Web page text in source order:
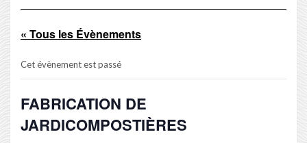
Navigation
« Tous les Évènements
Cet évènement est passé
FABRICATION DE
JARDICOMPOSTIÈRES